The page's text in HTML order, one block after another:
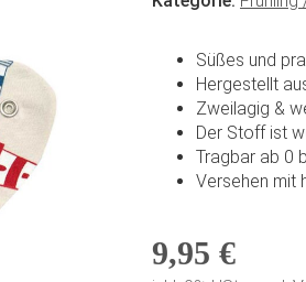
Süßes und
Hergestellt
Zweilagig &
Der Stoff ist
Tragbar ab 0
Versehen mit
9,95 €